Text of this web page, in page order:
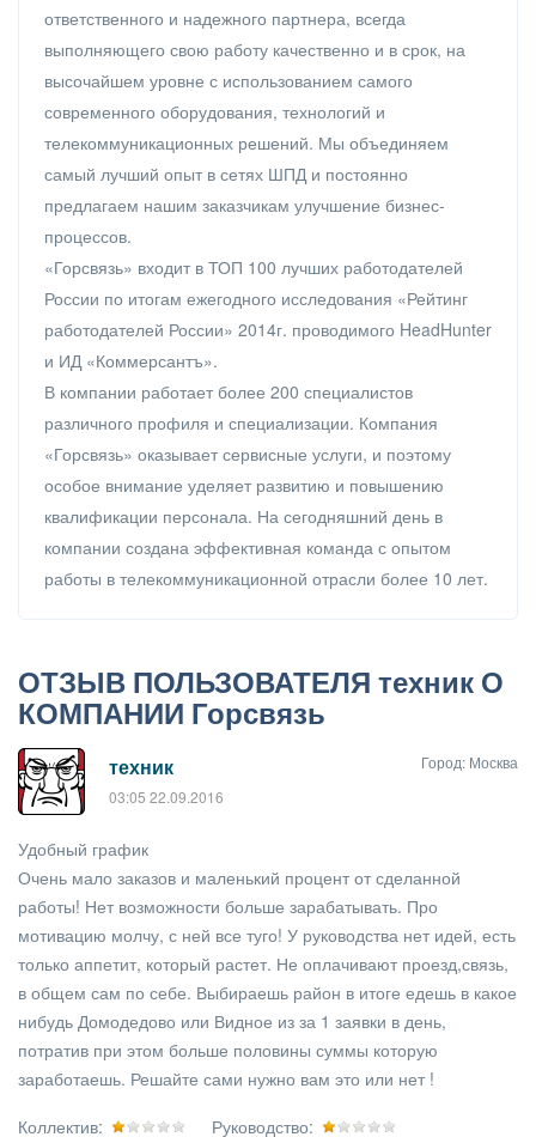
ответственного и надежного партнера, всегда
выполняющего свою работу качественно и в срок, на
высочайшем уровне с использованием самого
современного оборудования, технологий и
телекоммуникационных решений. Мы объединяем
самый лучший опыт в сетях ШПД и постоянно
предлагаем нашим заказчикам улучшение бизнес-
процессов.
«Горсвязь» входит в ТОП 100 лучших работодателей
России по итогам ежегодного исследования «Рейтинг
работодателей России» 2014г. проводимого HeadHunter
и ИД «Коммерсантъ».
В компании работает более 200 специалистов
различного профиля и специализации. Компания
«Горсвязь» оказывает сервисные услуги, и поэтому
особое внимание уделяет развитию и повышению
квалификации персонала. На сегодняшний день в
компании создана эффективная команда с опытом
работы в телекоммуникационной отрасли более 10 лет.
ОТЗЫВ ПОЛЬЗОВАТЕЛЯ техник О
КОМПАНИИ Горсвязь
техник
03:05 22.09.2016
Город: Москва
Удобный график
Очень мало заказов и маленький процент от сделанной
работы! Нет возможности больше зарабатывать. Про
мотивацию молчу, с ней все туго! У руководства нет идей, есть
только аппетит, который растет. Не оплачивают проезд,связь,
в общем сам по себе. Выбираешь район в итоге едешь в какое
нибудь Домодедово или Видное из за 1 заявки в день,
потратив при этом больше половины суммы которую
заработаешь. Решайте сами нужно вам это или нет !
Коллектив:
Руководство: